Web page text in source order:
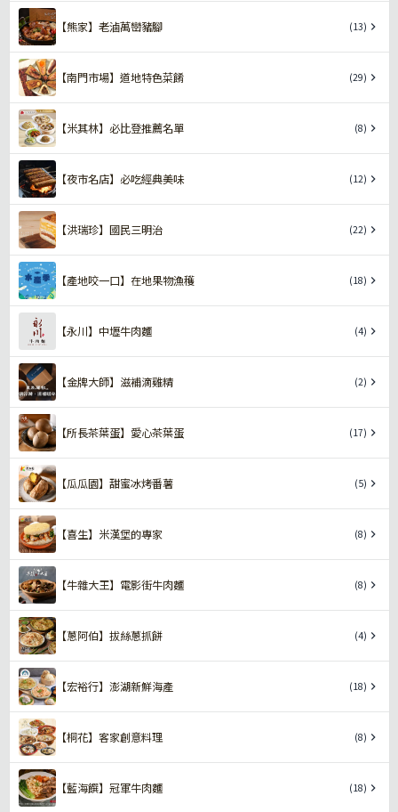
【熊家】老滷萬巒豬腳 (13)
【南門市場】道地特色菜餚 (29)
【米其林】必比登推薦名單 (8)
【夜市名店】必吃經典美味 (12)
【洪瑞珍】國民三明治 (22)
【產地咬一口】在地果物漁穫 (18)
【永川】中壢牛肉麵 (4)
【金牌大師】滋補滴雞精 (2)
【所長茶葉蛋】愛心茶葉蛋 (17)
【瓜瓜園】甜蜜冰烤番薯 (5)
【喜生】米漢堡的專家 (8)
【牛雜大王】電影街牛肉麵 (8)
【蔥阿伯】拔絲蔥抓餅 (4)
【宏裕行】澎湖新鮮海產 (18)
【桐花】客家創意料理 (8)
【藍海饌】冠軍牛肉麵 (18)